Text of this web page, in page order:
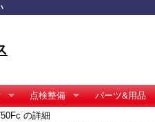
点検整備
パーツ&用品
の詳細